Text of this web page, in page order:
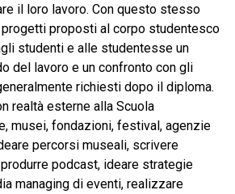
il loro lavoro. Con questo stesso
proposti al corpo studentesco
studenti e alle studentesse un
del lavoro e un confronto con gli
richiesti dopo il diploma.
realtà esterne alla Scuola
musei, fondazioni, festival, agenzie
percorsi museali, scrivere
podcast, ideare strategie
managing di eventi, realizzare